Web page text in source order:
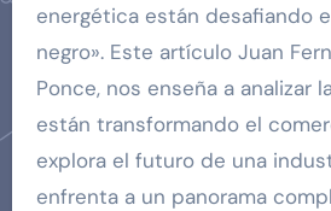
energética están desafiando
negro». Este artículo Juan
Ponce, nos enseña a analizar
están transformando el
explora el futuro de una
enfrenta a un panorama